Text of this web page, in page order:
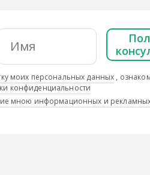
моих персональных данных ,
конфиденциальности
мною информационных и